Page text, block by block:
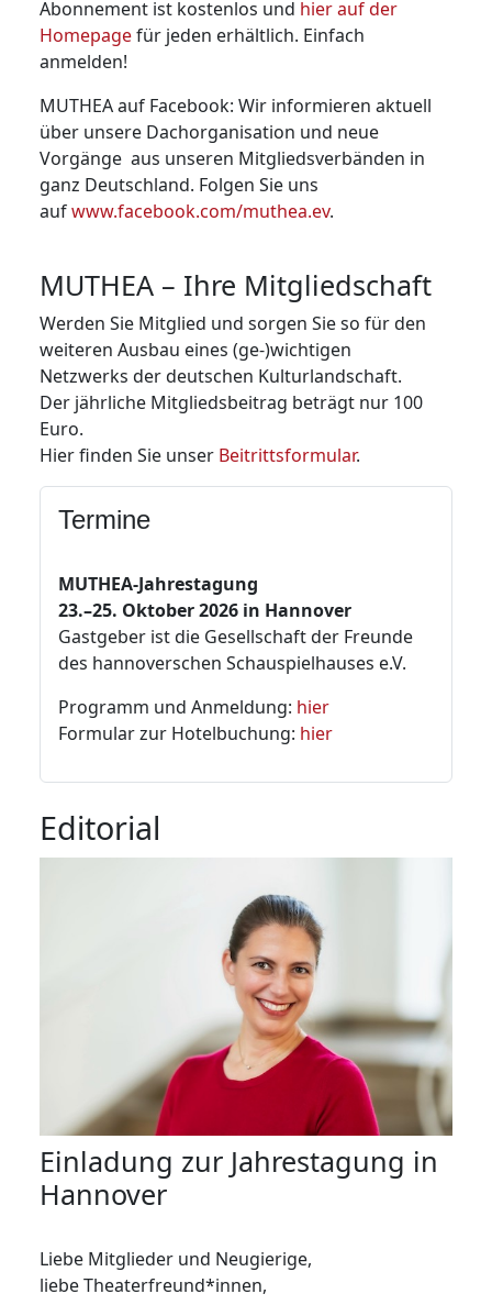
Abonnement ist kostenlos und hier auf der
Homepagefür jeden erhältlich. Einfach
anmelden!
MUTHEA auf Facebook: Wir informieren aktuell
über unsere Dachorganisation und neue
Vorgänge aus unseren Mitglieds­verbänden in
ganz Deutschland. Folgen Sie uns
aufwww.facebook.com/muthea.ev.
MUTHEA – Ihre Mitgliedschaft
Werden Sie Mitglied und sorgen Sie so für den
weiteren Ausbau eines (ge-)wichtigen
Netzwerks der deutschen Kulturland­schaft.
Der jährliche Mitgliedsbeitrag beträgt nur 100
Euro.
Hier finden Sie unser Beitrittsformular.
Termine
MUTHEA-Jahrestagung
23.–25. Oktober 2026 in Hannover
Gastgeber ist die Gesellschaft der Freunde
des hannoverschen Schauspielhauses e.V.
Programm und Anmeldung: hier
Formular zur Hotelbuchung: hier
Editorial
Einladung zur Jahrestagung in
Hannover
Liebe Mitglieder und Neugierige,
liebe Theaterfreund*innen,